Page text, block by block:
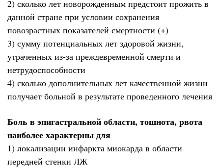
2) сколько лет новорожденным предстоит прожить в
данной стране при условии сохранения
повозрастных показателей смертности (+)
3) сумму потенциальных лет здоровой жизни,
утраченных из-за преждевременной смерти и
нетрудоспособности
4) сколько дополнительных лет качественной жизни
получает больной в результате проведенного лечения
Боль в эпигастральной области, тошнота, рвота
наиболее характерны для
1) локализации инфаркта миокарда в области
передней стенки ЛЖ